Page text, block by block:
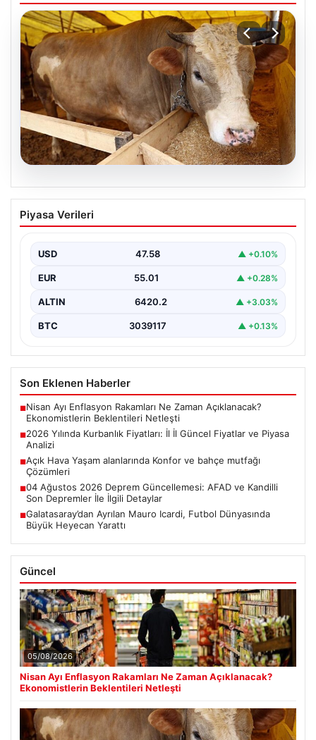
05.08.2026
2026 Yılında Kurbanlık Fiyatları: İl İl
Güncel Fiyatlar ve Piyasa Analizi
merak ettiği konulardan biri olan kurbanlık fiyatları,…
Piyasa Verileri
USD 47.58 ▲ +0.10%
EUR 55.01 ▲ +0.28%
ALTIN 6420.2 ▲ +3.03%
BTC 3039117 ▲ +0.13%
Son Eklenen Haberler
■Nisan Ayı Enflasyon Rakamları Ne Zaman Açıklanacak?
Ekonomistlerin Beklentileri Netleşti
■2026 Yılında Kurbanlık Fiyatları: İl İl Güncel Fiyatlar ve Piyasa
Analizi
■Açık Hava Yaşam alanlarında Konfor ve bahçe mutfağı
Çözümleri
■04 Ağustos 2026 Deprem Güncellemesi: AFAD ve Kandilli
Son Depremler İle İlgili Detaylar
■Galatasaray’dan Ayrılan Mauro Icardi, Futbol Dünyasında
Büyük Heyecan Yarattı
Güncel
05/08/2026
Nisan Ayı Enflasyon Rakamları Ne Zaman Açıklanacak?
Ekonomistlerin Beklentileri Netleşti